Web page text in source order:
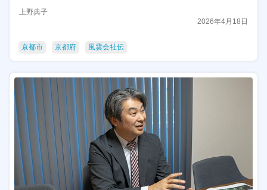
上野典子
2026年4月18日
京都市 京都府 風雲会社伝